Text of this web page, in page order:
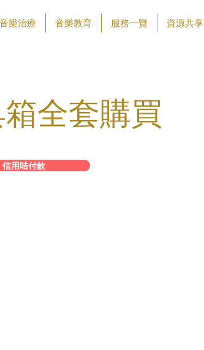
音樂治療 音樂教育 服務一覽 資源共享
全套購買
信用咭付款